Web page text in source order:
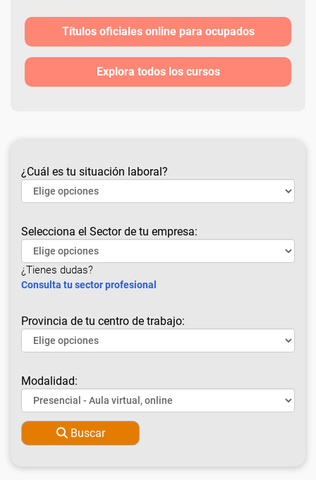
Títulos oficiales online para ocupados
Explora todos los cursos
¿Cuál es tu situación laboral?
Selecciona el Sector de tu empresa:
¿Tienes dudas?
Consulta tu sector profesional
Provincia de tu centro de trabajo:
Modalidad:
Buscar